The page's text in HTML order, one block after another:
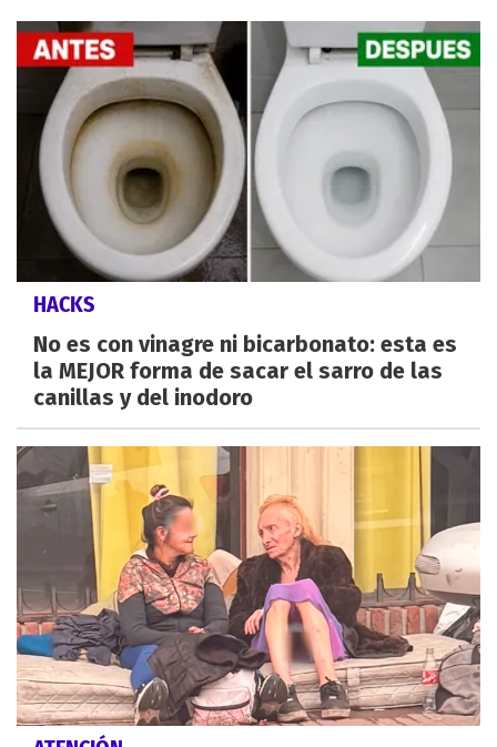
HACKS
No es con vinagre ni bicarbonato: esta es
la MEJOR forma de sacar el sarro de las
canillas y del inodoro